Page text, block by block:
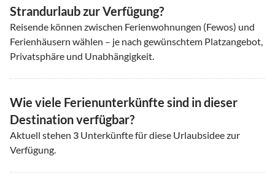
Strandurlaub zur Verfügung?
Reisende können zwischen Ferienwohnungen (Fewos) und
Ferienhäusern wählen – je nach gewünschtem Platzangebot,
Privatsphäre und Unabhängigkeit.
Wie viele Ferienunterkünfte sind in dieser
Destination verfügbar?
Aktuell stehen 3 Unterkünfte für diese Urlaubsidee zur
Verfügung.